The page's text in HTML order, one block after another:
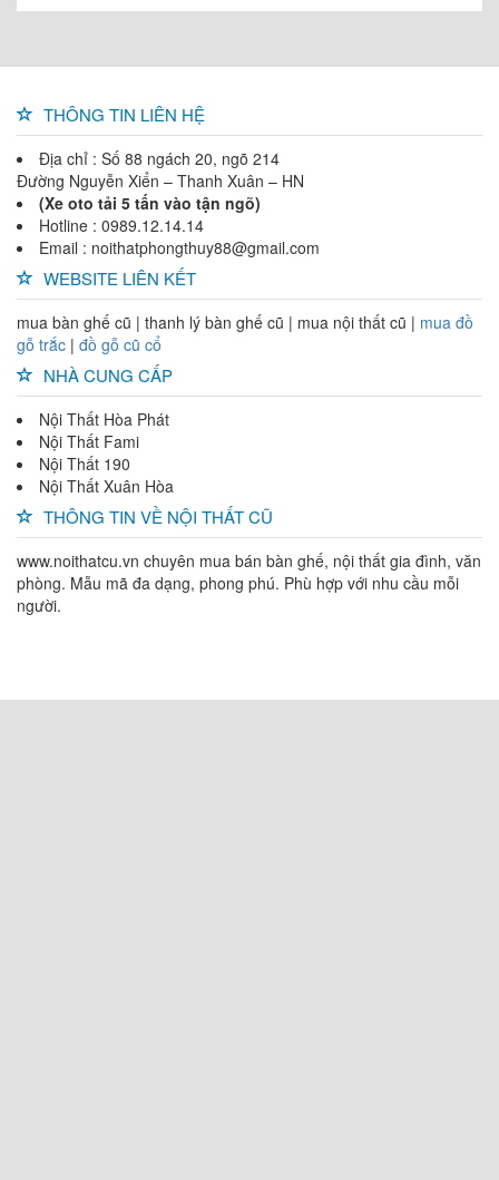
THÔNG TIN LIÊN HỆ
Địa chỉ : Số 88 ngách 20, ngõ 214
Đường Nguyễn Xiển – Thanh Xuân – HN
(Xe oto tải 5 tấn vào tận ngõ)
Hotline : 0989.12.14.14
Email : noithatphongthuy88@gmail.com
WEBSITE LIÊN KẾT
mua bàn ghế cũ | thanh lý bàn ghế cũ | mua nội thất cũ | mua đồ
gỗ trắc | đồ gỗ cũ cổ
NHÀ CUNG CẤP
Nội Thất Hòa Phát
Nội Thất Fami
Nội Thất 190
Nội Thất Xuân Hòa
THÔNG TIN VỀ NỘI THẤT CŨ
www.noithatcu.vn chuyên mua bán bàn ghế, nội thất gia đình, văn
phòng. Mẫu mã đa dạng, phong phú. Phù hợp với nhu cầu mỗi
người.